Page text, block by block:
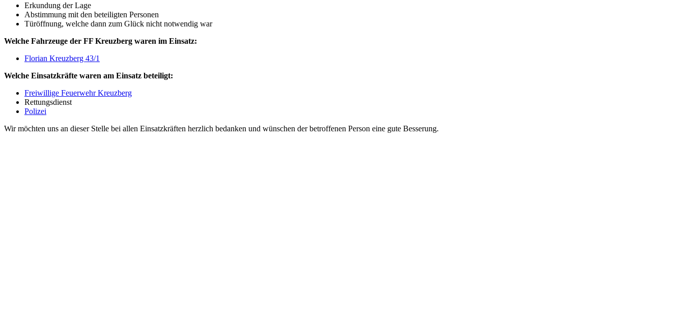
Erkundung der Lage
Abstimmung mit den beteiligten Personen
Türöffnung, welche dann zum Glück nicht notwendig war
Welche Fahrzeuge der FF Kreuzberg waren im Einsatz:
Florian Kreuzberg 43/1
Welche Einsatzkräfte waren am Einsatz beteiligt:
Freiwillige Feuerwehr Kreuzberg
Rettungsdienst
Polizei
Wir möchten uns an dieser Stelle bei allen Einsatzkräften herzlich bedanken und wünschen der betroffenen Person eine gute Besserung.